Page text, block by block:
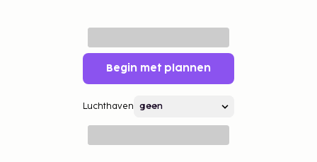
Begin met plannen
Luchthaven